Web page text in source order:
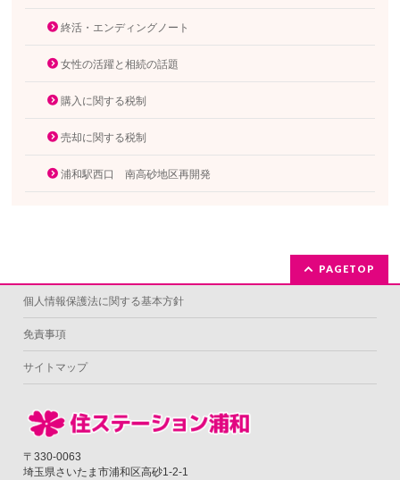
終活・エンディングノート
女性の活躍と相続の話題
購入に関する税制
売却に関する税制
浦和駅西口 南高砂地区再開発
PAGETOP
個人情報保護法に関する基本方針
免責事項
サイトマップ
〒330-0063
埼玉県さいたま市浦和区高砂1-2-1